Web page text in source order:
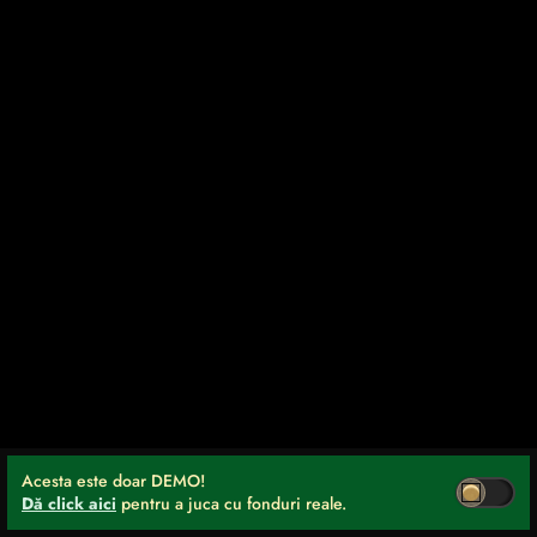
Acesta este doar DEMO!
Dă click aici pentru a juca cu fonduri reale.